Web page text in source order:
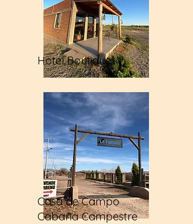
Hotel Boutique
Casa de Campo
Cabaña Campestre